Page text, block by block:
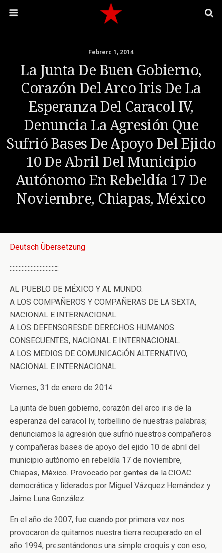
Febrero 1, 2014
La Junta De Buen Gobierno,
Corazón Del Arco Iris De La
Esperanza Del Caracol IV,
Denuncia La Agresión Que
Sufrió Bases De Apoyo Del Ejido
10 De Abril Del Municipio
Autónomo En Rebeldía 17 De
Noviembre, Chiapas, México
Deutsch Übersetzung
:::::::::::::::::::::::::::::::::
AL PUEBLO DE MÉXICO Y AL MUNDO.
A LOS COMPAÑEROS Y COMPAÑERAS DE LA SEXTA,
NACIONAL E INTERNACIONAL.
A LOS DEFENSORESDE DERECHOS HUMANOS
CONSECUENTES, NACIONAL E INTERNACIONAL.
A LOS MEDIOS DE COMUNICACiÓN ALTERNATIVO,
NACIONAL E INTERNACIONAL.
Viernes, 31 de enero de 2014
La junta de buen gobierno, corazón del arco iris de la
esperanza del caracol Iv, torbellino de nuestras palabras;
denunciamos la agresión que sufrió nuestros compañeros
y compañeras bases de apoyo del ejido 10 de abril del
municipio autónomo en rebeldía 17 de noviembre,
Chiapas, México. Provocado por gentes de la CIOAC
democrática y liderados por Miguel Vázquez Hernández y
Jaime Luna González.
En el año de 2007, fue cuando por primera vez nos
provocaron de quitarnos nuestra tierra recuperado en el
año 1994, presentándonos una simple croquis y con eso,